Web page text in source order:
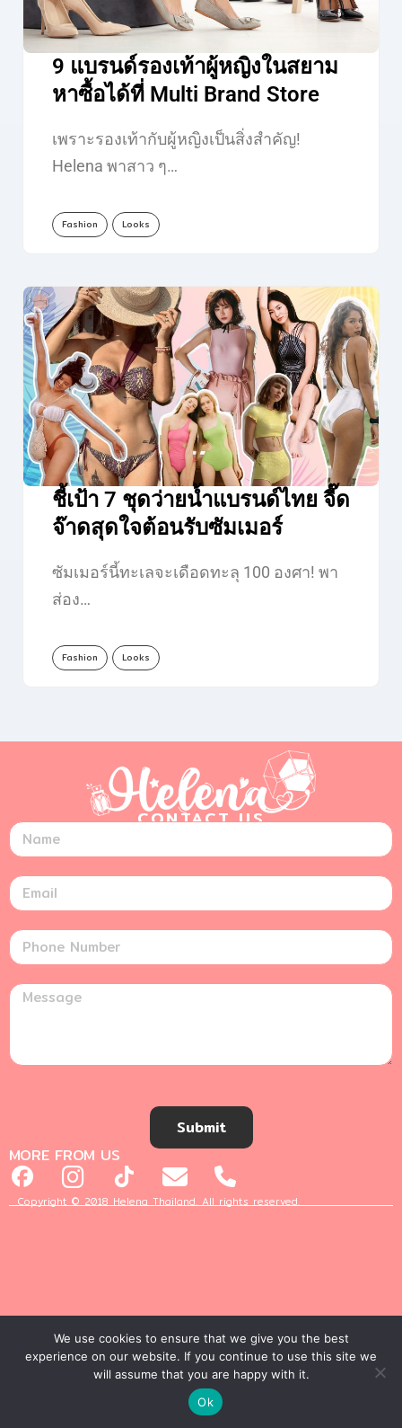
9 แบรนด์รองเท้าผู้หญิงในสยาม
หาซื้อได้ที่ Multi Brand Store
เพราะรองเท้ากับผู้หญิงเป็นสิ่งสำคัญ!
Helena พาสาว ๆ…
Fashion Looks
ชี้เป้า 7 ชุดว่ายน้ำแบรนด์ไทย จี๊ด
จ๊าดสุดใจต้อนรับซัมเมอร์
ซัมเมอร์นี้ทะเลจะเดือดทะลุ 100 องศา! พา
ส่อง…
Fashion Looks
CONTACT US
Submit
MORE FROM US
Copyright © 2018 Helena Thailand. All rights reserved.
We use cookies to ensure that we give you the best
experience on our website. If you continue to use this site we
will assume that you are happy with it.
Ok